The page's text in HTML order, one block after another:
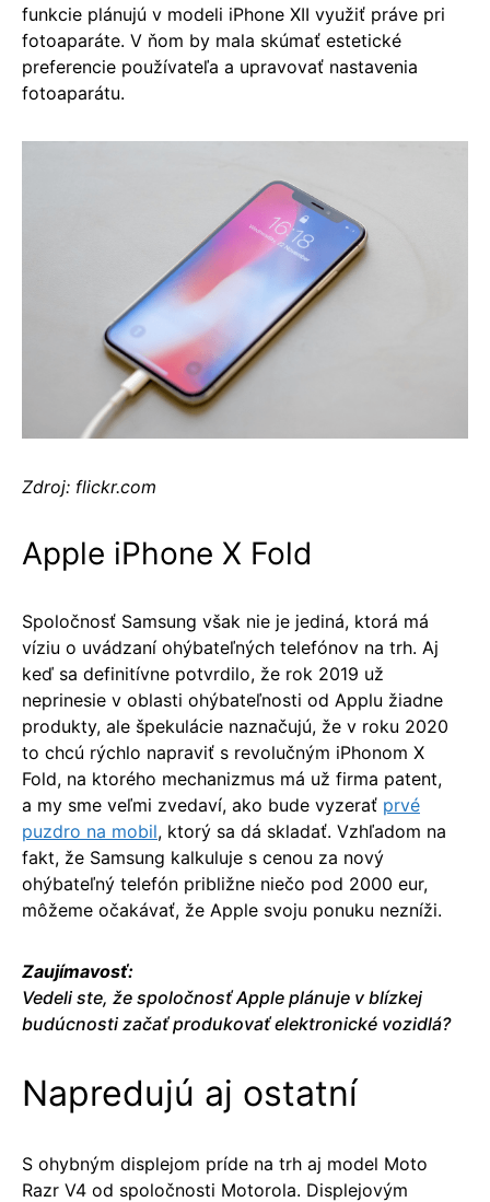
funkcie plánujú v modeli iPhone XII využiť práve pri
fotoaparáte. V ňom by mala skúmať estetické
preferencie používateľa a upravovať nastavenia
fotoaparátu.
Zdroj: flickr.com
Apple iPhone X Fold
Spoločnosť Samsung však nie je jediná, ktorá má
víziu o uvádzaní ohýbateľných telefónov na trh. Aj
keď sa definitívne potvrdilo, že rok 2019 už
neprinesie v oblasti ohýbateľnosti od Applu žiadne
produkty, ale špekulácie naznačujú, že v roku 2020
to chcú rýchlo napraviť s revolučným iPhonom X
Fold, na ktorého mechanizmus má už firma patent,
a my sme veľmi zvedaví, ako bude vyzerať prvé
puzdro na mobil, ktorý sa dá skladať. Vzhľadom na
fakt, že Samsung kalkuluje s cenou za nový
ohýbateľný telefón približne niečo pod 2000 eur,
môžeme očakávať, že Apple svoju ponuku nezníži.
Zaujímavosť:
Vedeli ste, že spoločnosť Apple plánuje v blízkej
budúcnosti začať produkovať elektronické vozidlá?
Napredujú aj ostatní
S ohybným displejom príde na trh aj model Moto
Razr V4 od spoločnosti Motorola. Displejovým